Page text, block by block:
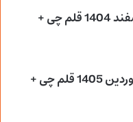
دانلود آزمون 8 اسفند 1404 قلم چی +
دانلود آزمون 7 فروردین 1405 قلم چی +